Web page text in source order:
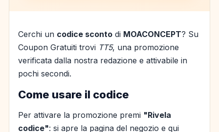
Cerchi un codice sconto di MOACONCEPT? Su
Coupon Gratuiti trovi TT5, una promozione
verificata dalla nostra redazione e attivabile in
pochi secondi.
Come usare il codice
Per attivare la promozione premi "Rivela
codice": si apre la pagina del negozio e qui